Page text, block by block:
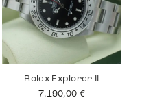
Rolex Explorer II
7.190,00 €